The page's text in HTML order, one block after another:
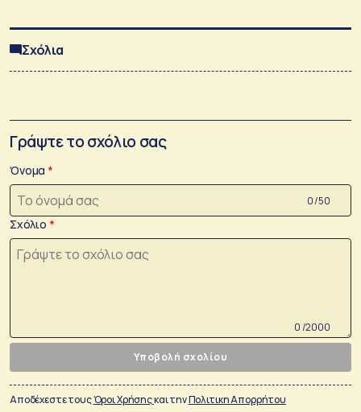
Σχόλια
Γράψτε το σχόλιο σας
Όνομα
0 /50
Σχόλιο
0 /2000
Υποβολή σχολίου
Αποδέχεστε τουςΌροι Χρήσηςκαι τηνΠολιτικη Απορρήτου